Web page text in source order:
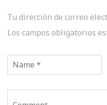
Tu dirección de correo
Los campos obligatorios